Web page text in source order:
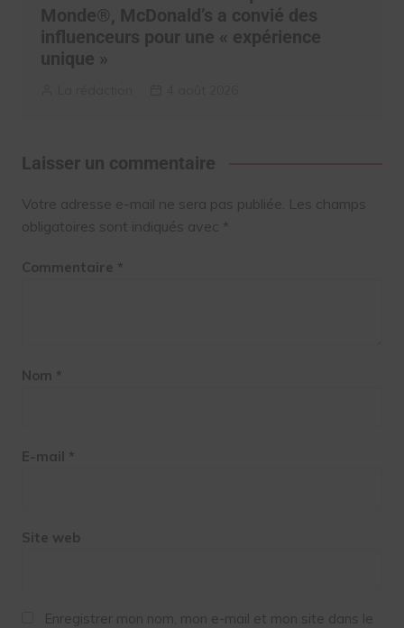
Monde®, McDonald’s a convié des
influenceurs pour une « expérience
unique »
Laisser un commentaire
Votre adresse e-mail ne sera pas publiée. Les champs
obligatoires sont indiqués avec *
Commentaire *
Nom *
E-mail *
Site web
Enregistrer mon nom, mon e-mail et mon site dans le